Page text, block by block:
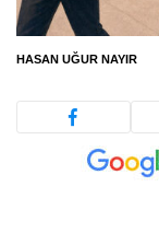
HASAN UĞUR NAYIR